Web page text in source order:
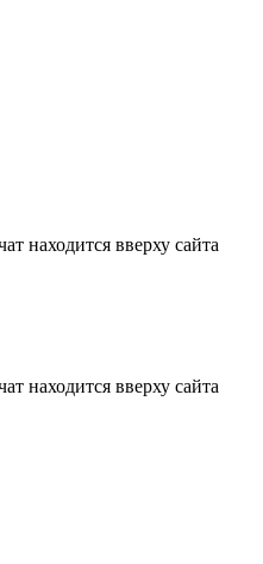
находится вверху сайта
находится вверху сайта